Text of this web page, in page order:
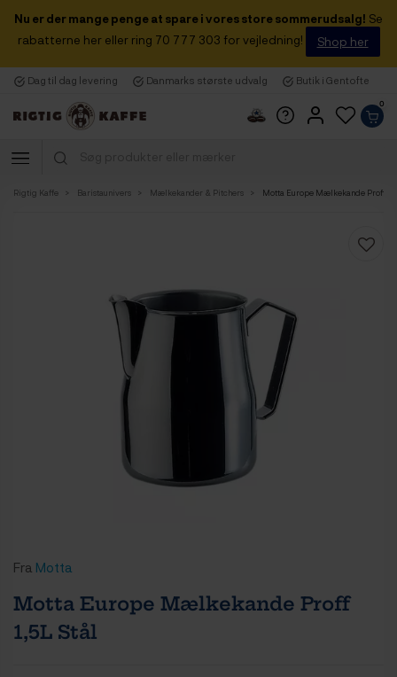
Nu er der mange penge at spare i vores store sommerudsalg! Se
rabatterne her eller ring 70 777 303 for vejledning!
Shop her
Dag til dag levering Danmarks største udvalg Butik i Gentofte
0
Rigtig Kaffe Baristaunivers Mælkekander & Pitchers Motta Europe Mælkekande Proff
Fra Motta
Motta Europe Mælkekande Proff
1,5L Stål